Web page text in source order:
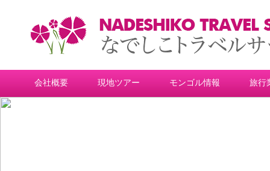
会社概要 現地ツアー モンゴル情報 旅行